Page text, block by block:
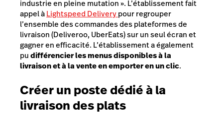
industrie en pleine mutation». L’établissement fait
appel àLightspeed Deliverypour regrouper
l’ensemble des commandes des plateformes de
livraison (Deliveroo, UberEats) sur un seul écran et
gagner en efficacité. L’établissement a également
pudifférencier les menus disponibles à la
livraison et à la vente en emporter en un clic.
Créer un poste dédié à la
livraison des plats